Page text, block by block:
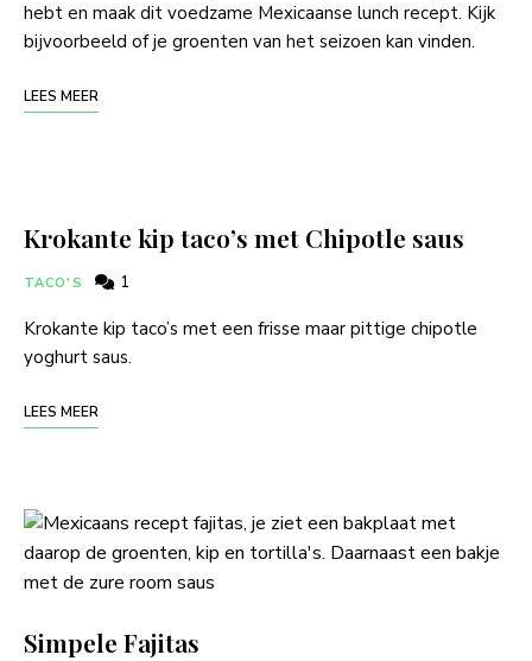
hebt en maak dit voedzame Mexicaanse lunch recept. Kijk
bijvoorbeeld of je groenten van het seizoen kan vinden.
LEES MEER
Krokante kip taco’s met Chipotle saus
TACO'S 1
Krokante kip taco’s met een frisse maar pittige chipotle
yoghurt saus.
LEES MEER
Simpele Fajitas